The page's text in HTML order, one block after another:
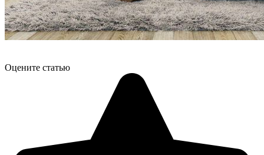
Оцените статью